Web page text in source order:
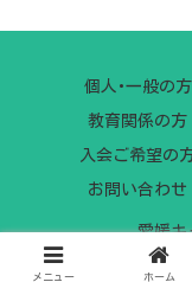
個人･一般の方
教育関係の方
入会ご希望の
お問い合わせ
愛媛キ
メニュー ホーム